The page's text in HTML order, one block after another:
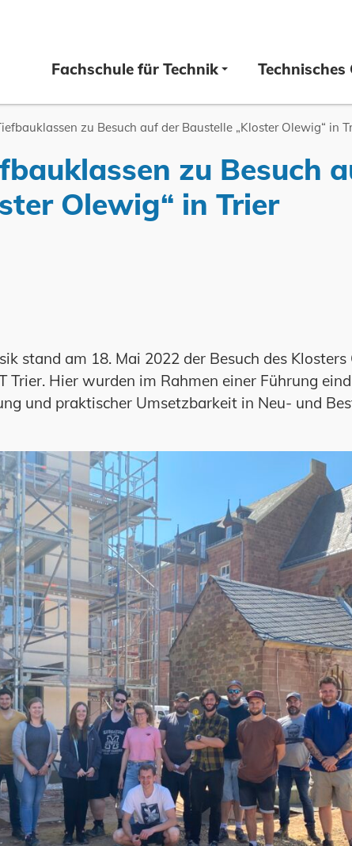
Fachschule für Technik Technisches
zu Besuch auf der Baustelle „Kloster Olewig“ in
zu Besuch
Olewig“ in Trier
stand am 18. Mai 2022 der Besuch des
Trier. Hier wurden im Rahmen einer Führung
und praktischer Umsetzbarkeit in Neu- und